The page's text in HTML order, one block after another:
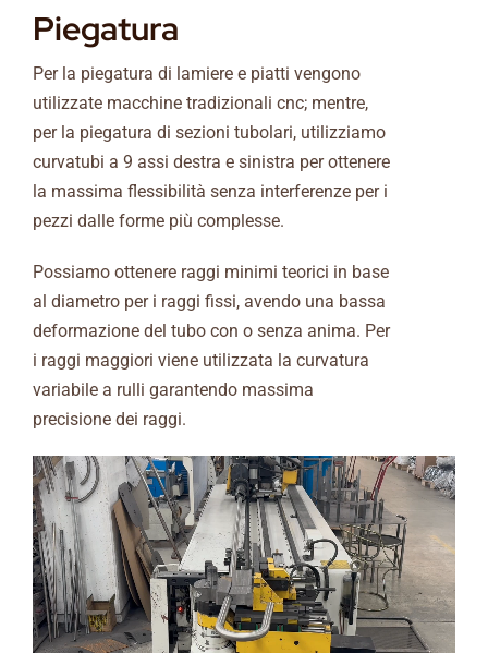
Piegatura
Per la piegatura di lamiere e piatti vengono
utilizzate macchine tradizionali cnc; mentre,
per la piegatura di sezioni tubolari, utilizziamo
curvatubi a 9 assi destra e sinistra per ottenere
la massima flessibilità senza interferenze per i
pezzi dalle forme più complesse.
Possiamo ottenere raggi minimi teorici in base
al diametro per i raggi fissi, avendo una bassa
deformazione del tubo con o senza anima. Per
i raggi maggiori viene utilizzata la curvatura
variabile a rulli garantendo massima
precisione dei raggi.